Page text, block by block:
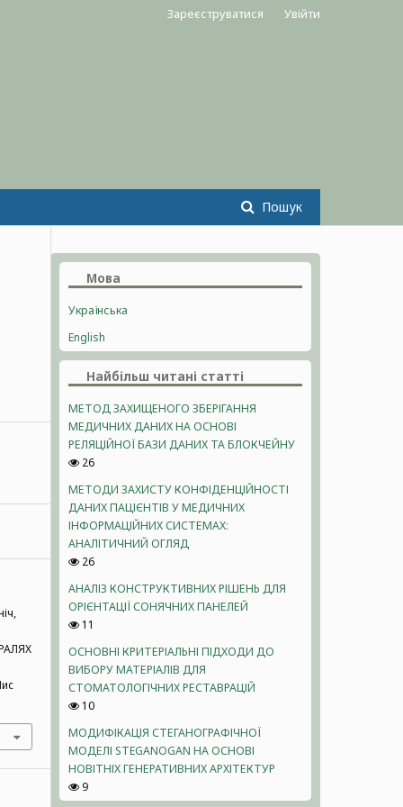
Пошук
Зареєструватися Увійти
Мова
Українська
English
Найбільш читані статті
МЕТОД ЗАХИЩЕНОГО ЗБЕРІГАННЯ
МЕДИЧНИХ ДАНИХ НА ОСНОВІ
РЕЛЯЦІЙНОЇ БАЗИ ДАНИХ ТА БЛОКЧЕЙНУ
26
МЕТОДИ ЗАХИСТУ КОНФІДЕНЦІЙНОСТІ
ДАНИХ ПАЦІЄНТІВ У МЕДИЧНИХ
ІНФОРМАЦІЙНИХ СИСТЕМАХ:
АНАЛІТИЧНИЙ ОГЛЯД
26
АНАЛІЗ КОНСТРУКТИВНИХ РІШЕНЬ ДЛЯ
ОРІЄНТАЦІЇ СОНЯЧНИХ ПАНЕЛЕЙ
11
ОСНОВНІ КРИТЕРІАЛЬНІ ПІДХОДИ ДО
ВИБОРУ МАТЕРІАЛІВ ДЛЯ
СТОМАТОЛОГІЧНИХ РЕСТАВРАЦІЙ
10
МОДИФІКАЦІЯ СТЕГАНОГРАФІЧНОЇ
МОДЕЛІ STEGANOGAN НА ОСНОВІ
НОВІТНІХ ГЕНЕРАТИВНИХ АРХІТЕКТУР
9